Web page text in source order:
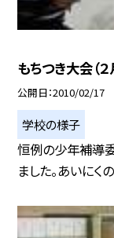
もちつき大会（２
公開日 2010/02/17
学校の様子
恒例の少年補導
ました。あいにく